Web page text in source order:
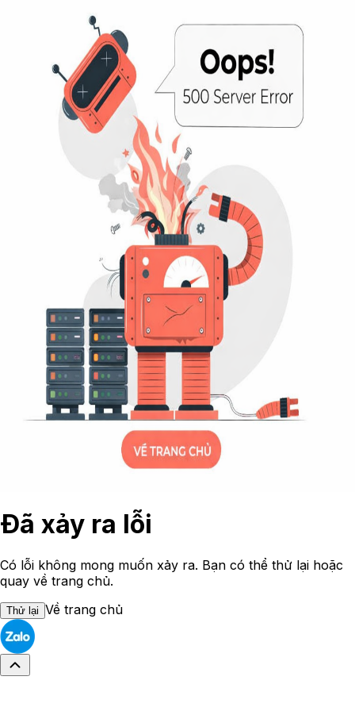
Đã xảy ra lỗi
Có lỗi không mong muốn xảy ra. Bạn có thể thử lại hoặc
quay về trang chủ.
Thử lại Về trang chủ